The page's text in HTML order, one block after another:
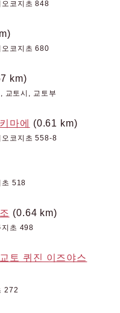
코지초 848
코지초 680
km)
교토시, 교토부
마에 (0.61 km)
오코지초 558-8
초 518
(0.64 km)
지초 498
토 퀴진 이즈야스
272